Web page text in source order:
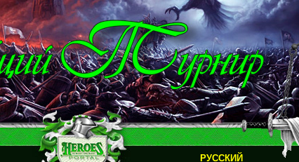
РУССКИЙ